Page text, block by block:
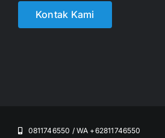
Kontak Kami
0811746550 / WA +62811746550